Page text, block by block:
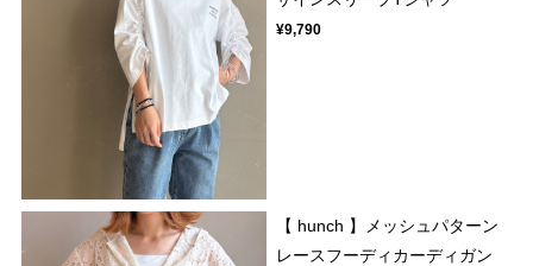
¥9,790
【 hunch 】メッシュパターン
レースフーディカーディガン